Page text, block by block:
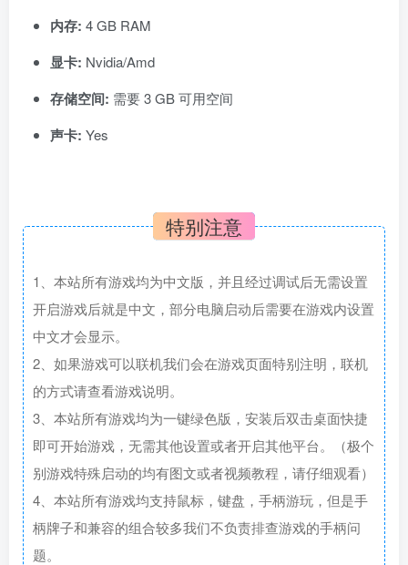
内存: 4 GB RAM
显卡: Nvidia/Amd
存储空间: 需要 3 GB 可用空间
声卡: Yes
特别注意
1、本站所有游戏均为中文版，并且经过调试后无需设置
开启游戏后就是中文，部分电脑启动后需要在游戏内设置
中文才会显示。
2、如果游戏可以联机我们会在游戏页面特别注明，联机
的方式请查看游戏说明。
3、本站所有游戏均为一键绿色版，安装后双击桌面快捷
即可开始游戏，无需其他设置或者开启其他平台。（极个
别游戏特殊启动的均有图文或者视频教程，请仔细观看）
4、本站所有游戏均支持鼠标，键盘，手柄游玩，但是手
柄牌子和兼容的组合较多我们不负责排查游戏的手柄问
题。